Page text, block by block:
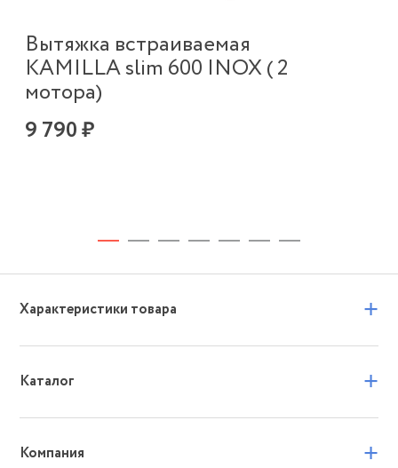
Вытяжка встраиваемая
KAMILLA slim 600 INOX ( 2
мотора)
9 790 ₽
Характеристики товара +
Каталог +
Компания +